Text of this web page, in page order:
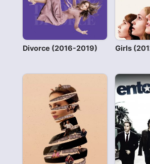
Divorce (2016-2019) Girls